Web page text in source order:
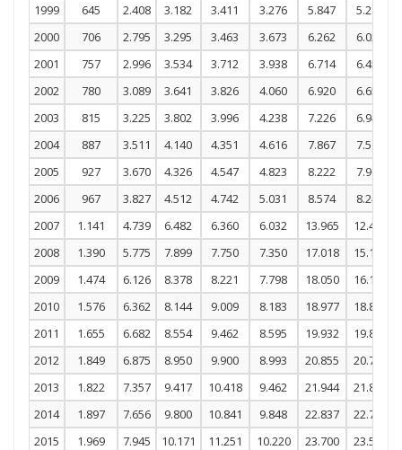
1999
645 2.408 3.182 3.411 3.276 5.847
5.215
2000
706 2.795 3.295 3.463 3.673 6.262
6.021
2001
757 2.996 3.534 3.712 3.938 6.714
6.455
2002
780 3.089 3.641 3.826 4.060 6.920
6.654
2003
815 3.225 3.802 3.996 4.238 7.226
6.948
2004
887 3.511 4.140 4.351 4.616 7.867
7.565
2005
927 3.670 4.326 4.547 4.823 8.222
7.906
2006
967 3.827 4.512 4.742 5.031 8.574
8.242
2007
1.141 4.739 6.482 6.360 6.032 13.965 12.472
2008
1.390 5.775 7.899 7.750 7.350 17.018 15.197
2009
1.474 6.126 8.378 8.221 7.798 18.050 16.123
2010
1.576 6.362 8.144 9.009 8.183 18.977 18.883
2011
1.655 6.682 8.554 9.462 8.595 19.932 19.833
2012
1.849 6.875 8.950 9.900 8.993 20.855 20.752
2013
1.822 7.357 9.417 10.418 9.462 21.944 21.835
2014
1.897 7.656 9.800 10.841 9.848 22.837 22.724
2015
1.969 7.945 10.171 11.251 10.220 23.700 23.582